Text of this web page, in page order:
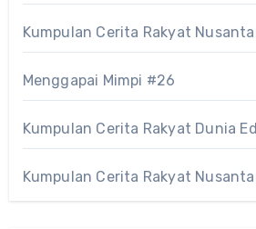
Kumpulan Cerita Rakyat
Menggapai Mimpi #26
Kumpulan Cerita Rakyat Dunia
Kumpulan Cerita Rakyat